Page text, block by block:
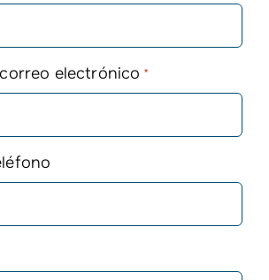
electrónico *